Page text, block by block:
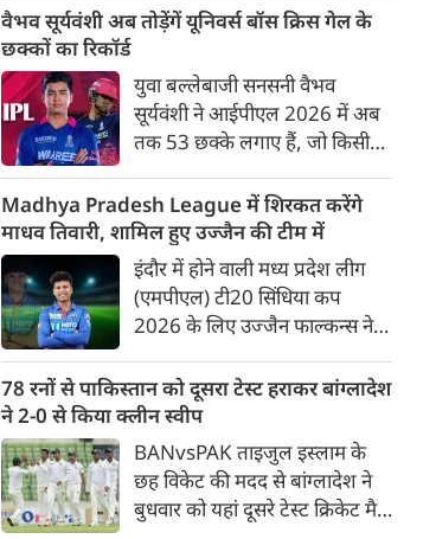
प्राथमिकता होगी। यह बयान उस चर्चा
के बीच आया है, जिसमें कहा जा रहा
है कि ऑस्ट्रेलिया के कुछ बड़े खिलाड़ी
IPL से आगे बढ़कर अन्य फ्रेंचाइजी
क्रिकेट खेलने के लिए राष्ट्रीय टीम से
दूरी बना सकते हैं।
वैभव सूर्यवंशी अब तोड़ेंगें यूनिवर्स बॉस क्रिस गेल के
छक्कों का रिकॉर्ड
युवा बल्लेबाजी सनसनी वैभव
सूर्यवंशी ने आईपीएल 2026 में अब
तक 53 छक्के लगाए हैं, जो किसी
टूर्नामेंट में दूसरे सबसे ज़्यादा हैं। सबसे
ज़्यादा 59 छक्के क्रिस गेल ने
आईपीएल 2012 में लगाए थे।
सूर्यवंशी की नज़रें अब गेल के रिकॉर्ड
पर होंगी।
Madhya Pradesh League में शिरकत करेंगे
माधव तिवारी, शामिल हुए उज्जैन की टीम में
इंदौर में होने वाली मध्य प्रदेश लीग
(एमपीएल) टी20 सिंधिया कप
2026 के लिए उज्जैन फाल्कन्स ने
जिसमें युवा ऑलराउंडर माधव तिवारी
सबसे बड़े आकर्षण के रूप में
उभरकर सामने आए हैं। इंडियन
प्रीमियर लीग में दिल्ली कैपिटल्स का
हिस्सा रहे माधव तिवारी इस समय
मध्य प्रदेश के सबसे चर्चित युवा
78 रनों से पाकिस्तान को दूसरा टेस्ट हराकर बांग्लादेश
ने 2-0 से किया क्लीन स्वीप
BANvsPAK ताइजुल इस्लाम के
छह विकेट की मदद से बांग्लादेश ने
बुधवार को यहां दूसरे टेस्ट क्रिकेट मैच